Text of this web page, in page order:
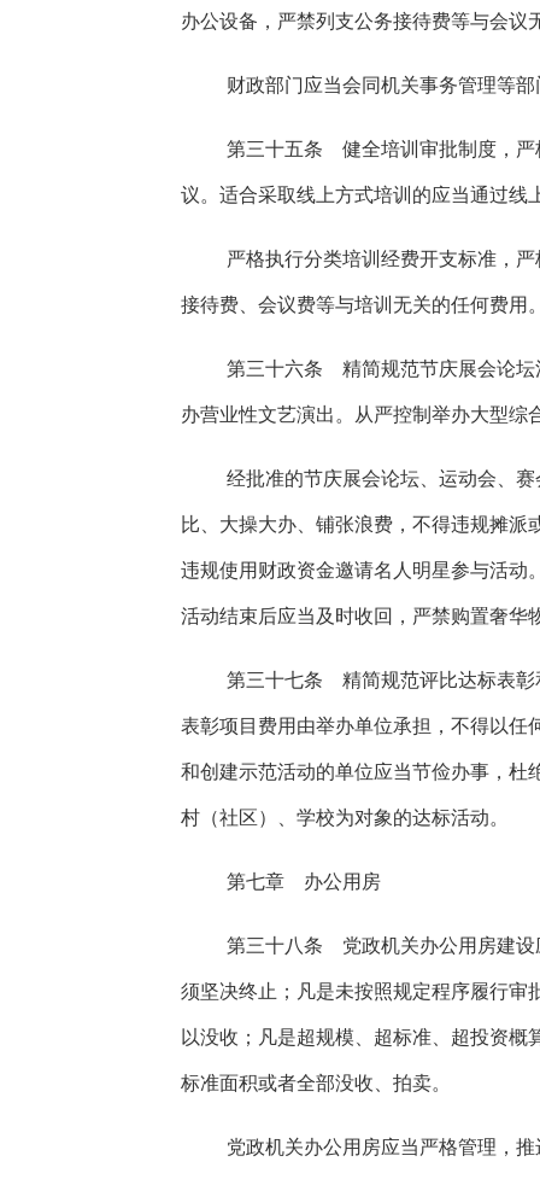
办公设备，严禁列支公务接待费等与会议
财政部门应当会同机关事务管理等
第三十五条 健全培训审批制度，严
议。适合采取线上方式培训的应当通过线
严格执行分类培训经费开支标准，
接待费、会议费等与培训无关的任何费用
第三十六条 精简规范节庆展会论坛
办营业性文艺演出。从严控制举办大型综
经批准的节庆展会论坛、运动会、
比、大操大办、铺张浪费，不得违规摊
违规使用财政资金邀请名人明星参与活动
活动结束后应当及时收回，严禁购置奢华
第三十七条 精简规范评比达标表彰
表彰项目费用由举办单位承担，不得以任
和创建示范活动的单位应当节俭办事，杜
村（社区）、学校为对象的达标活动。
第七章 办公用房
第三十八条 党政机关办公用房建设
须坚决终止；凡是未按照规定程序履行审
以没收；凡是超规模、超标准、超投资
标准面积或者全部没收、拍卖。
党政机关办公用房应当严格管理，